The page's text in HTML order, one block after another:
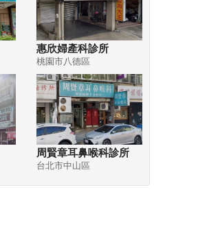
惠欣婦產科診所
桃園市八德區
周賢章耳鼻喉科診所
台北市中山區